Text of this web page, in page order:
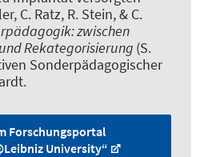
C. Ratz, R. Stein, & C.
zwischen
Rekategorisierung (S.
Sonderpädagogischer
Forschungsportal
University“